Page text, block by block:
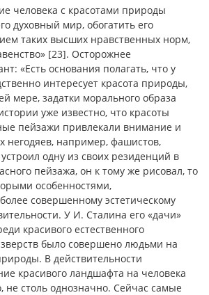
человека с красотами природы
духовный мир, обогатить его
таких высших нравственных норм,
[23]. Осторожнее
«Есть основания полагать, что у
интересует красота природы,
мере, задатки морального образа
уже известно, что красоты
пейзажи привлекали внимание и
негодяев, например, фашистов,
одну из своих резиденций в
пейзажа, он к тому же рисовал, то
особенностями,
совершенному эстетическому
У И. Сталина его «дачи»
красивого естественного
было совершено людьми на
В действительности
красивого ландшафта на человека
не столь однозначно. Сейчас самые